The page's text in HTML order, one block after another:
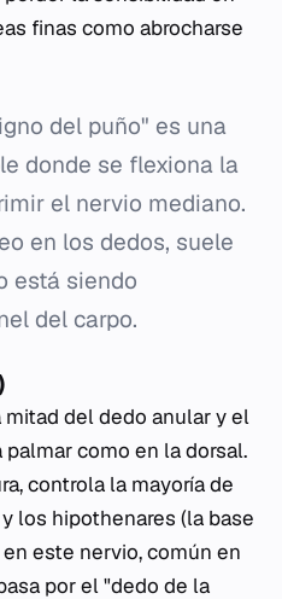
finas como abrocharse
del puño" es una
donde se flexiona la
el nervio mediano.
en los dedos, suele
está siendo
del carpo.
del dedo anular y el
como en la dorsal.
controla la mayoría de
los hipothenares (la base
este nervio, común en
por el "dedo de la